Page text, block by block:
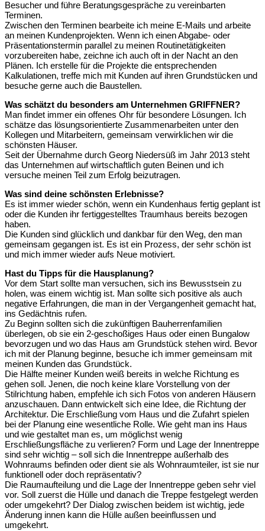
Besucher und führe Beratungsgespräche zu vereinbarten
Terminen.
Zwischen den Terminen bearbeite ich meine E-Mails und arbeite
an meinen Kundenprojekten. Wenn ich einen Abgabe- oder
Präsentationstermin parallel zu meinen Routinetätigkeiten
vorzubereiten habe, zeichne ich auch oft in der Nacht an den
Plänen. Ich erstelle für die Projekte die entsprechenden
Kalkulationen, treffe mich mit Kunden auf ihren Grundstücken und
besuche gerne auch die Baustellen.
Was schätzt du besonders am Unternehmen GRIFFNER?
Man findet immer ein offenes Ohr für besondere Lösungen. Ich
schätze das lösungsorientierte Zusammenarbeiten unter den
Kollegen und Mitarbeitern, gemeinsam verwirklichen wir die
schönsten Häuser.
Seit der Übernahme durch Georg Niedersüß im Jahr 2013 steht
das Unternehmen auf wirtschaftlich guten Beinen und ich
versuche meinen Teil zum Erfolg beizutragen.
Was sind deine schönsten Erlebnisse?
Es ist immer wieder schön, wenn ein Kundenhaus fertig geplant ist
oder die Kunden ihr fertiggestelltes Traumhaus bereits bezogen
haben.
Die Kunden sind glücklich und dankbar für den Weg, den man
gemeinsam gegangen ist. Es ist ein Prozess, der sehr schön ist
und mich immer wieder aufs Neue motiviert.
Hast du Tipps für die Hausplanung?
Vor dem Start sollte man versuchen, sich ins Bewusstsein zu
holen, was einem wichtig ist. Man sollte sich positive als auch
negative Erfahrungen, die man in der Vergangenheit gemacht hat,
ins Gedächtnis rufen.
Zu Beginn sollten sich die zukünftigen Bauherrenfamilien
überlegen, ob sie ein 2-geschoßiges Haus oder einen Bungalow
bevorzugen und wo das Haus am Grundstück stehen wird. Bevor
ich mit der Planung beginne, besuche ich immer gemeinsam mit
meinen Kunden das Grundstück.
Die Hälfte meiner Kunden weiß bereits in welche Richtung es
gehen soll. Jenen, die noch keine klare Vorstellung von der
Stilrichtung haben, empfehle ich sich Fotos von anderen Häusern
anzuschauen. Dann entwickelt sich eine Idee, die Richtung der
Architektur. Die Erschließung vom Haus und die Zufahrt spielen
bei der Planung eine wesentliche Rolle. Wie geht man ins Haus
und wie gestaltet man es, um möglichst wenig
Erschließungsfläche zu verlieren? Form und Lage der Innentreppe
sind sehr wichtig – soll sich die Innentreppe außerhalb des
Wohnraums befinden oder dient sie als Wohnraumteiler, ist sie nur
funktionell oder doch repräsentativ?
Die Raumaufteilung und die Lage der Innentreppe geben sehr viel
vor. Soll zuerst die Hülle und danach die Treppe festgelegt werden
oder umgekehrt? Der Dialog zwischen beidem ist wichtig, jede
Änderung innen kann die Hülle außen beeinflussen und
umgekehrt.